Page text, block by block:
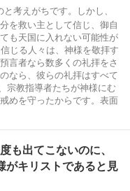
考えがちです。しかし、
を救い主として信じ、御自
も天国に入れない可能性が
じる人々は、神様を敬拝す
言者なら数多くの礼拝をさ
なら、彼らの礼拝はすべて
宗教指導者たちが神様にむ
めを守ったからです。表面
も出てこないのに、
がキリストであると見